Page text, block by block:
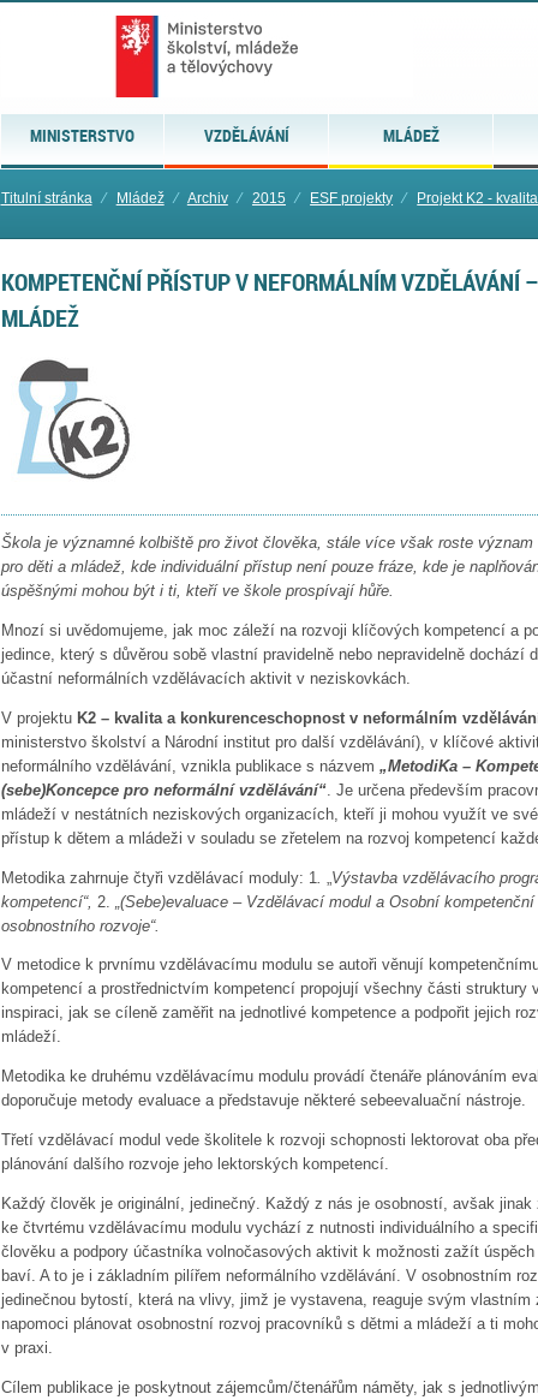
MINISTERSTVO VZDĚLÁVÁNÍ MLÁDEŽ
Titulní stránka ⁄ Mládež ⁄ Archiv ⁄ 2015 ⁄ ESF projekty ⁄ Projekt K2 -
KOMPETENČNÍ PŘÍSTUP V NEFORMÁLNÍM VZDĚLÁVÁNÍ
MLÁDEŽ
Škola je významné kolbiště pro život člověka, stále více však roste
pro děti a mládež, kde individuální přístup není pouze fráze, kde je
úspěšnými mohou být i ti, kteří ve škole prospívají hůře.
Mnozí si uvědomujeme, jak moc záleží na rozvoji klíčových kompetencí a
jedince, který s důvěrou sobě vlastní pravidelně nebo nepravidelně dochází
účastní neformálních vzdělávacích aktivit v neziskovkách.
V projektu K2 – kvalita a konkurenceschopnost v neformálním
ministerstvo školství a Národní institut pro další vzdělávání), v klíčové
neformálního vzdělávání, vznikla publikace s názvem „MetodiKa –
(sebe)Koncepce pro neformální vzdělávání“. Je určena především
mládeží v nestátních neziskových organizacích, kteří ji mohou využít ve
přístup k dětem a mládeži v souladu se zřetelem na rozvoj kompetencí
Metodika zahrnuje čtyři vzdělávací moduly: 1
Výstavba vzdělávacího
kompetencí“, 2.
„(Sebe)evaluace – Vzdělávací modul a Osobní kompetenční
osobnostního rozvoje“.
V metodice k prvnímu vzdělávacímu modulu se autoři věnují
kompetencí a prostřednictvím kompetencí propojují všechny části struktury
inspiraci, jak se cíleně zaměřit na jednotlivé kompetence a podpořit jejich
mládeží.
Metodika ke druhému vzdělávacímu modulu provádí čtenáře plánováním
doporučuje metody evaluace a představuje některé sebeevaluační nástroje.
Třetí vzdělávací modul vede školitele k rozvoji schopnosti lektorovat oba
plánování dalšího rozvoje jeho lektorských kompetencí.
Každý člověk je originální, jedinečný. Každý z nás je osobností, avšak
ke čtvrtému vzdělávacímu modulu vychází z nutnosti individuálního a
člověku a podpory účastníka volnočasových aktivit k možnosti zažít
baví. A to je i základním pilířem neformálního vzdělávání. V osobnostním
jedinečnou bytostí, která na vlivy, jimž je vystavena, reaguje svým vlastním
napomoci plánovat osobnostní rozvoj pracovníků s dětmi a mládeží a ti
v praxi.
Cílem publikace je poskytnout zájemcům/čtenářům náměty, jak s